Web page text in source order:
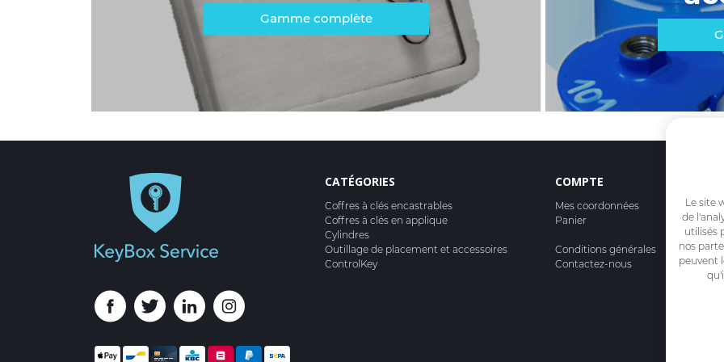
Gamme complète
CATÉGORIES
Coffres à clés encastrables
Coffres à clés en applique
Cylindres
Outillage de placement et accessoires
ControlKey
COMPTE
Mes coordonnées
Panier
Conditions générales
Contactez-nous
Le site
de
utilisés
nos
peuvent